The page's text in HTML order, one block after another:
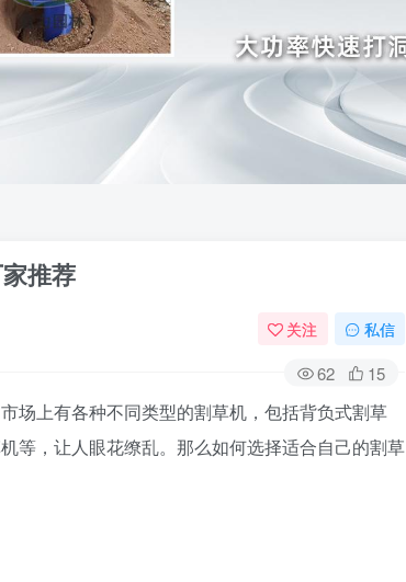
推荐
关注 私信
62 15
场上有各种不同类型的割草机，包括背负式割草
等，让人眼花缭乱。那么如何选择适合自己的割草